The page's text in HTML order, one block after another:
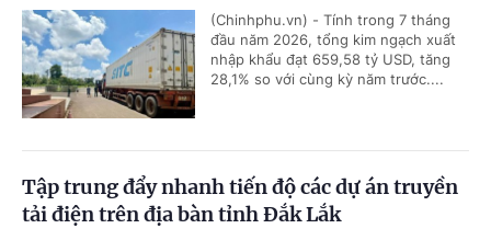
(Chinhphu.vn) - Tính trong 7 tháng
đầu năm 2026, tổng kim ngạch xuất
nhập khẩu đạt 659,58 tỷ USD, tăng
28,1% so với cùng kỳ năm trước....
Tập trung đẩy nhanh tiến độ các dự án truyền
tải điện trên địa bàn tỉnh Đắk Lắk